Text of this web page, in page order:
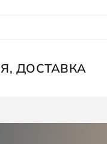
ДОСТАВКА